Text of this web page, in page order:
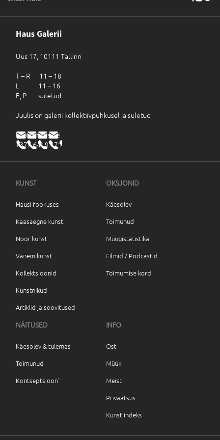
Haus Galerii
Uus 17, 10111 Tallinn
T – R 11 – 18
L 11 – 16
E, P suletud
Juulis on galerii kollektiivpuhkusel ja suletud
haus@haus.ee
+372 6419 471
KUNST
Hausi fookuses
Kaasaegne kunst
Noor kunst
Vanem kunst
Kollektsioonid
Kunstnikud
Artiklid ja soovitused
OKSJONID
Käesolev
Toimunud
Müügistatistika
Filmid / Podcastid
Toimumise kord
NÄITUSED
Käesolev & tulemas
Toimunud
Kontseptsioon`
INFO
Ost
Müük
Meist
Privaatsus
Kunstiindeks